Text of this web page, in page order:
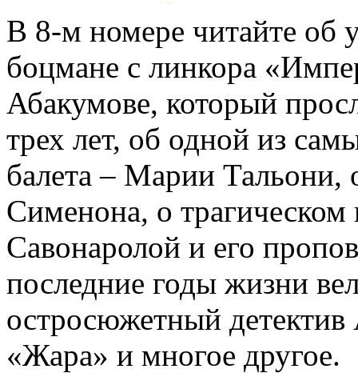
В 8-м номере читайте об
боцмане с линкора
Абакумове, который
трех лет, об одной из
балета – Марии
Сименона, о трагическом
Савонаролой и его
последние годы жизни
остросюжетный детектив
«Жара» и многое другое.